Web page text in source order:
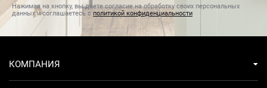
Тип установки вытяжки наклонные
Уровень шума на максимальной скорости (Дб) 66
Нажимая на кнопку, вы даете согласие на обработку своих персональных
данных и соглашаетесь с политикой конфиденциальности
КОМПАНИЯ